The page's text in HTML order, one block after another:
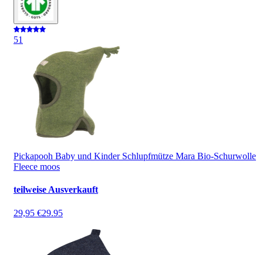
51
Pickapooh Baby und Kinder Schlupfmütze Mara Bio-Schurwolle
Fleece moos
teilweise Ausverkauft
29,95 €29.95